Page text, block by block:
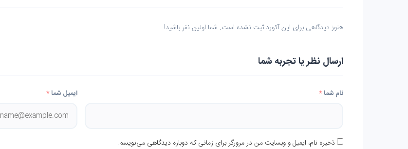
هنوز دیدگاهی برای این آکورد ثبت نشده است. شما اولین نفر باشید!
ارسال نظر یا تجربه شما
نام شما* ایمیل شما*
ذخیره نام، ایمیل و وبسایت من در مرورگر برای زمانی که دوباره دیدگاهی می‌نویسم.